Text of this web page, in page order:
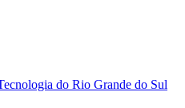
do Rio Grande do Sul